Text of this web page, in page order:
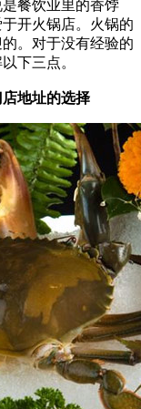
餐饮业里的香饽
开火锅店。火锅的
。对于没有经验的
下三点。
地址的选择